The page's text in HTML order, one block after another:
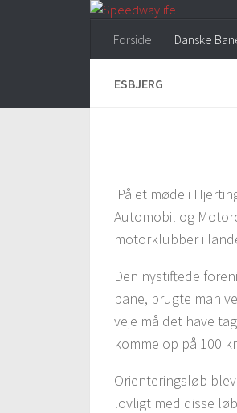
Forside
Danske
ESBJERG
På et møde i
Automobil og
motorklubber i
Den nystiftede
bane, brugte man
veje må det have
komme op på 100
Orienteringsløb
lovligt med disse